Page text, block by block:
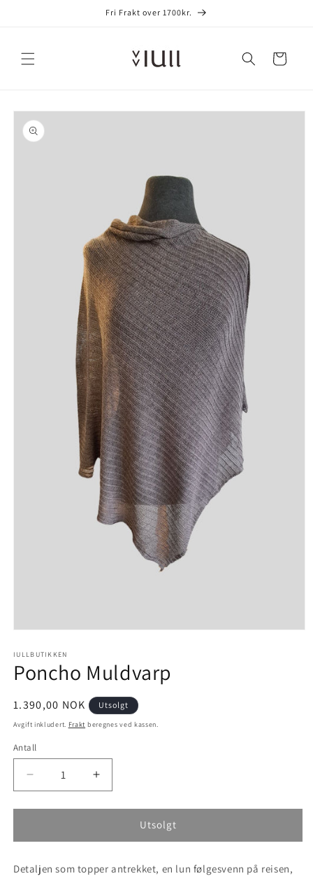
Fri Frakt over 1700kr.
Handlekurv
1
i
modal
IULLBUTIKKEN
Poncho Muldvarp
Vanlig
pris
1.390,00 NOK Utsolgt
Avgift inkludert. Frakt beregnes ved kassen.
Antall
antallet
for
Muldvarp
Øk
antallet
for
Muldvarp
Utsolgt
Detaljen som topper antrekket, en lun følgesvenn på reisen,